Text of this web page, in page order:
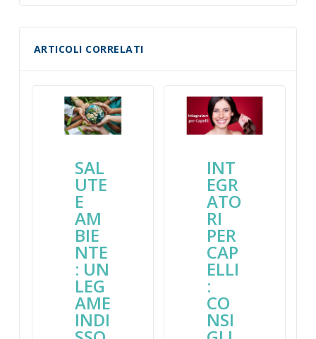
ARTICOLI CORRELATI
SAL
UTE
E
AM
BIE
NTE
: UN
LEG
AME
INDI
INT
EGR
ATO
RI
PER
CAP
ELLI
:
CO
NSI